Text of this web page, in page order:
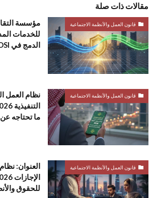
مقالات ذات صلة
قانون العمل والأنظمة الاجتماعية
مؤسسة
للخدمات
الدمج في GOSI
قانون العمل والأنظمة الاجتماعية
نظام العمل
ما تحتاجه
قانون العمل والأنظمة الاجتماعية
العنوان:
للحقوق